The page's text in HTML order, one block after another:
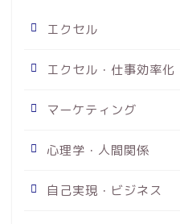
エクセル
エクセル・仕事効率化
マーケティング
心理学・人間関係
自己実現・ビジネス